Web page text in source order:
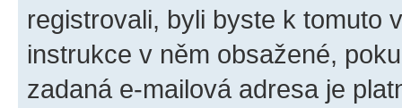
registrovali, byli byste k tomuto
instrukce v něm obsažené,
zadaná e-mailová adresa je